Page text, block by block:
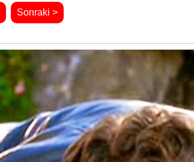
Sonraki >